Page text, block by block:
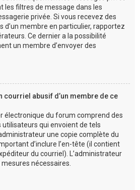
les filtres de message dans les
privée. Si vous recevez des
d’un membre en particulier, rapportez
Ce dernier a la possibilité
un membre d’envoyer des
courriel abusif d’un membre de ce
électronique du forum comprend des
qui envoient de tels
une copie complète du
d’inclure l’en-tête (il contient
du courriel). L’administrateur
nécessaires.